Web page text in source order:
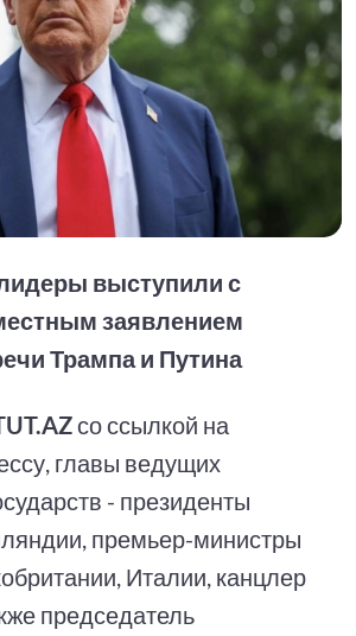
выступили с
заявлением
Трампа и Путина
со ссылкой на
главы ведущих
- президенты
премьер-министры
Италии, канцлер
председатель